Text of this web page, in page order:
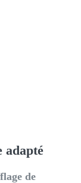
adapté
de